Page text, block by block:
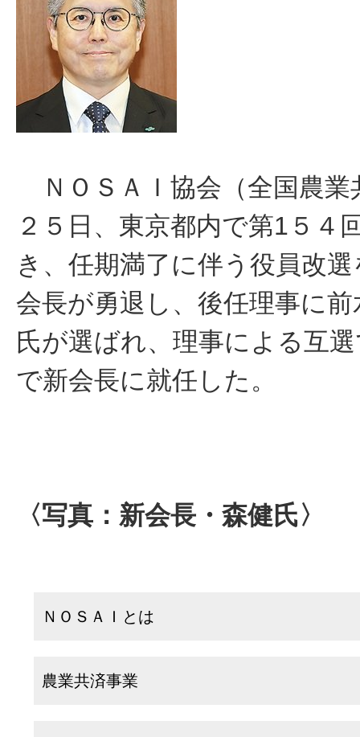
ＮＯＳＡＩ協会（全国農業
２５日、東京都内で第1５４
き、任期満了に伴う役員改
会長が勇退し、後任理事に
氏が選ばれ、理事による互
で新会長に就任した。
〈写真：新会長・森健氏〉
ＮＯＳＡＩとは
農業共済事業